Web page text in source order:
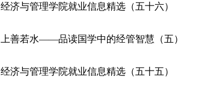
经济与管理学院就业信息精选（五十六）
上善若水——品读国学中的经管智慧（五）
经济与管理学院就业信息精选（五十五）